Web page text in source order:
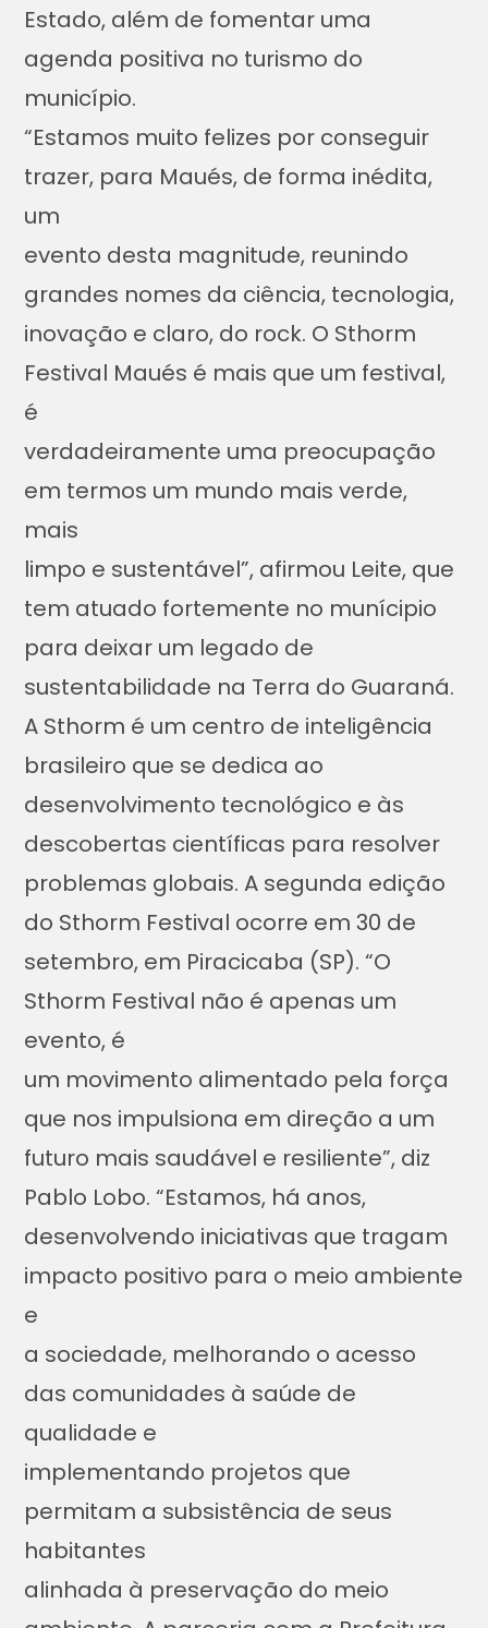
Estado, além de fomentar uma
agenda positiva no turismo do
município.
“Estamos muito felizes por conseguir
trazer, para Maués, de forma inédita,
um
evento desta magnitude, reunindo
grandes nomes da ciência, tecnologia,
inovação e claro, do rock. O Sthorm
Festival Maués é mais que um festival,
é
verdadeiramente uma preocupação
em termos um mundo mais verde,
mais
limpo e sustentável”, afirmou Leite, que
tem atuado fortemente no munícipio
para deixar um legado de
sustentabilidade na Terra do Guaraná.
A Sthorm é um centro de inteligência
brasileiro que se dedica ao
desenvolvimento tecnológico e às
descobertas científicas para resolver
problemas globais. A segunda edição
do Sthorm Festival ocorre em 30 de
setembro, em Piracicaba (SP). “O
Sthorm Festival não é apenas um
evento, é
um movimento alimentado pela força
que nos impulsiona em direção a um
futuro mais saudável e resiliente”, diz
Pablo Lobo. “Estamos, há anos,
desenvolvendo iniciativas que tragam
impacto positivo para o meio ambiente
e
a sociedade, melhorando o acesso
das comunidades à saúde de
qualidade e
implementando projetos que
permitam a subsistência de seus
habitantes
alinhada à preservação do meio